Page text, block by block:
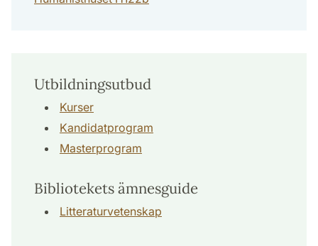
Utbildningsutbud
Kurser
Kandidatprogram
Masterprogram
Bibliotekets ämnesguide
Litteraturvetenskap